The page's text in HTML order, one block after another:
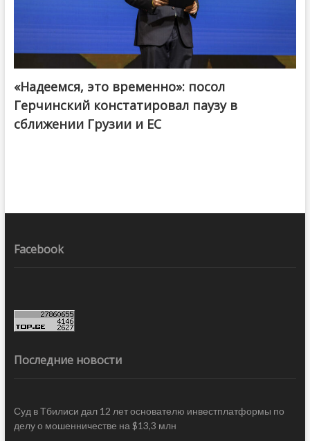
«Надеемся, это временно»: посол
Герчинский констатировал паузу в
сближении Грузии и ЕС
Facebook
Последние новости
Суд в Тбилиси дал 12 лет основателю инвестплатформы по
делу о мошенничестве на $13,3 млн